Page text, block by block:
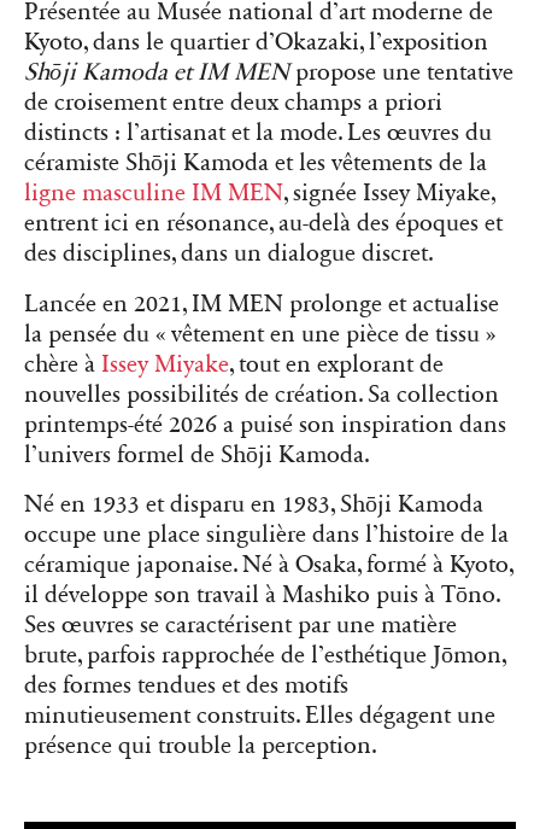
Présentée au Musée national d’art moderne de
Kyoto, dans le quartier d’Okazaki, l’exposition
Shōji Kamoda et IM MENpropose une tentative
de croisement entre deux champs a priori
distincts : l’artisanat et la mode. Les œuvres du
céramiste Shōji Kamoda et les vêtements de la
ligne masculine IM MEN, signée Issey Miyake,
entrent ici en résonance, au-delà des époques et
des disciplines, dans un dialogue discret.
Lancée en 2021, IM MEN prolonge et actualise
la pensée du « vêtement en une pièce de tissu »
chère à Issey Miyake, tout en explorant de
nouvelles possibilités de création. Sa collection
printemps-été 2026 a puisé son inspiration dans
l’univers formel de Shōji Kamoda.
Né en 1933 et disparu en 1983, Shōji Kamoda
occupe une place singulière dans l’histoire de la
céramique japonaise. Né à Osaka, formé à Kyoto,
il développe son travail à Mashiko puis à Tōno.
Ses œuvres se caractérisent par une matière
brute, parfois rapprochée de l’esthétique Jōmon,
des formes tendues et des motifs
minutieusement construits. Elles dégagent une
présence qui trouble la perception.